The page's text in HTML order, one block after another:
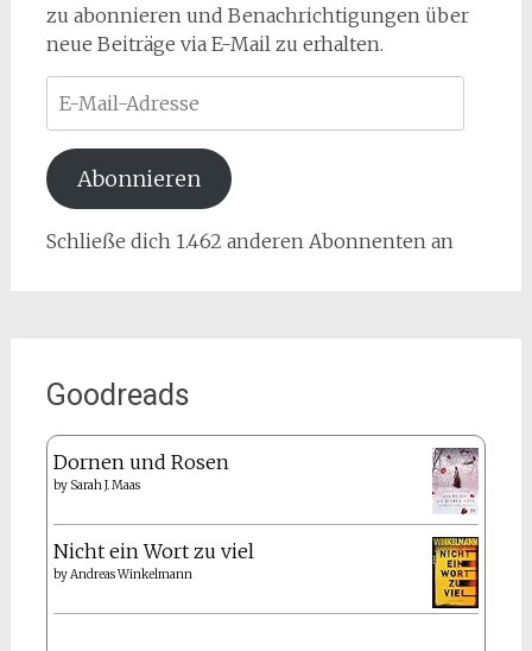
zu abonnieren und Benachrichtigungen über
neue Beiträge via E-Mail zu erhalten.
Mail-
Adresse
Abonnieren
Schließe dich 1.462 anderen Abonnenten an
Goodreads
Dornen und Rosen
by Sarah J. Maas
Nicht ein Wort zu viel
byAndreas Winkelmann